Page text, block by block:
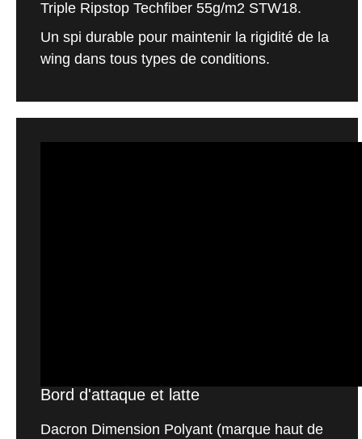
Triple Ripstop Techfiber 55g/m2 STW18.
Un spi durable pour maintenir la rigidité de la
wing dans tous types de conditions.
Bord d'attaque et latte
Dacron Dimension Polyant (marque haut de